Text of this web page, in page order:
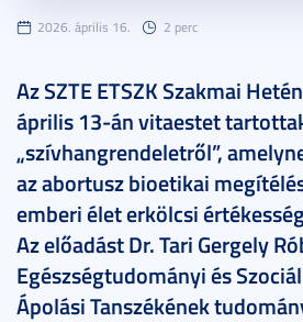
2026. április 16. 2 perc
Az SZTE ETSZK Szakmai
április 13-án vitaestet
„szívhangrendeletről”,
az abortusz bioetikai
emberi élet erkölcsi
Az előadást Dr. Tari Gergely
Egészségtudományi és
Ápolási Tanszékének